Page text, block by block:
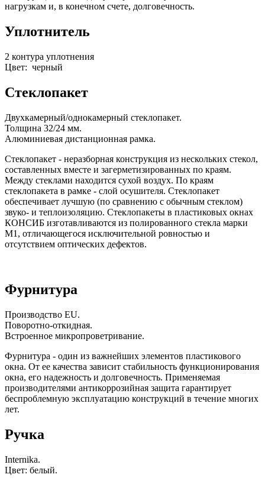
нагрузкам и, в конечном счете, долговечность.
Уплотнитель
2 контура уплотнения
Цвет: черный
Стеклопакет
Двухкамерный/однокамерный стеклопакет.
Толщина 32/24 мм.
Алюминиевая дистанционная рамка.
Стеклопакет - неразборная конструкция из нескольких стекол,
составленных вместе и загерметизированных по краям.
Между стеклами находится сухой воздух. По краям
стеклопакета в рамке - слой осушителя. Стеклопакет
обеспечивает лучшую (по сравнению с обычным стеклом)
звуко- и теплоизоляцию. Стеклопакеты в пластиковых окнах
КОНСИБ изготавливаются из полированного стекла марки
М1, отличающегося исключительной ровностью и
отсутствием оптических дефектов.
Фурнитура
Производство EU.
Поворотно-откидная.
Встроенное микропроветривание.
Фурнитура - один из важнейших элементов пластикового
окна. От ее качества зависит стабильность функционирования
окна, его надежность и долговечность. Применяемая
производителями антикоррозийная защита гарантирует
беспроблемную эксплуатацию конструкций в течение многих
лет.
Ручка
Internika.
Цвет: белый.